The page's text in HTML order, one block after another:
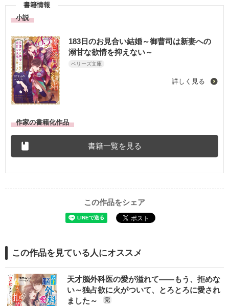
書籍情報
小説
183日のお見合い結婚～御曹司は新妻への
溺甘な欲情を抑えない～
ベリーズ文庫
詳しく見る
作家の書籍化作品
書籍一覧を見る
この作品をシェア
この作品を見ている人にオススメ
天才脳外科医の愛が溢れて――もう、拒めな
い～独占欲に火がついて、とろとろに愛され
ました～
完